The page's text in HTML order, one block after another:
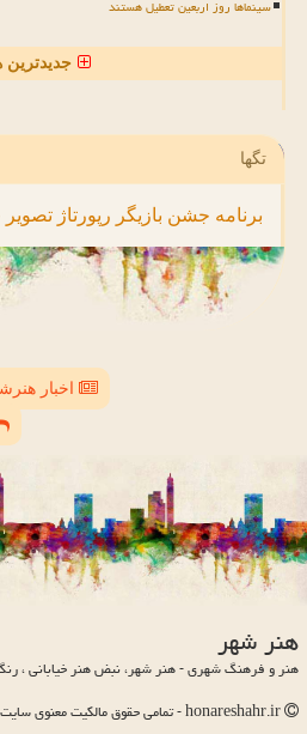
سینماها روز اربعین تعطیل هستند
جدیدترین
تگها
برنامه جشن بازیگر رپورتاژ تصویر
اخبار
هنر شهر
هنر و فرهنگ شهری - هنر شهر، نبض هنر خیابانی ،